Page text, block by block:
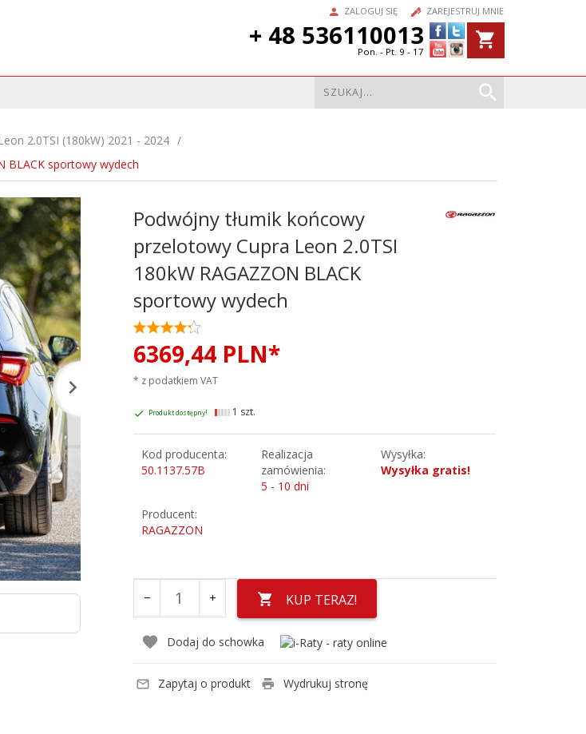
ZALOGUJ SIĘ ZAREJESTRUJ MNIE
+ 48 536110013
Pon. - Pt. 9 - 17
Leon 2.0TSI (180kW) 2021 - 2024
BLACK sportowy wydech
Podwójny tłumik końcowy
przelotowy Cupra Leon 2.0TSI
180kW RAGAZZON BLACK
sportowy wydech
6369,44 PLN*
* z podatkiem VAT
Produkt dostępny! 1 szt.
Kod producenta:
50.1137.57B
Realizacja
zamówienia:
5 - 10 dni
Wysyłka:
Wysyłka gratis!
Producent:
RAGAZZON
KUP TERAZ!
Dodaj do schowka
Zapytaj o produkt Wydrukuj stronę